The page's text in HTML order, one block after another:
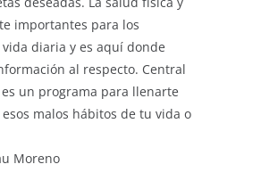
importantes para los
diaria y es aquí donde
al respecto. Central
un programa para llenarte
malos hábitos de tu vida o
Moreno